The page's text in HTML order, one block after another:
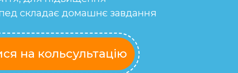
складає домашнє завдання
на кольсультацію